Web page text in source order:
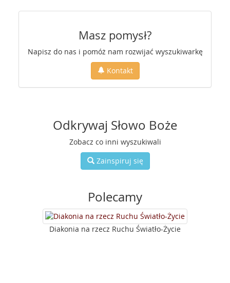
Masz pomysł?
Napisz do nas i pomóż nam rozwijać wyszukiwarkę
Kontakt
Odkrywaj Słowo Boże
Zobacz co inni wyszukiwali
Zainspiruj się
Polecamy
Diakonia na rzecz Ruchu Światło-Życie